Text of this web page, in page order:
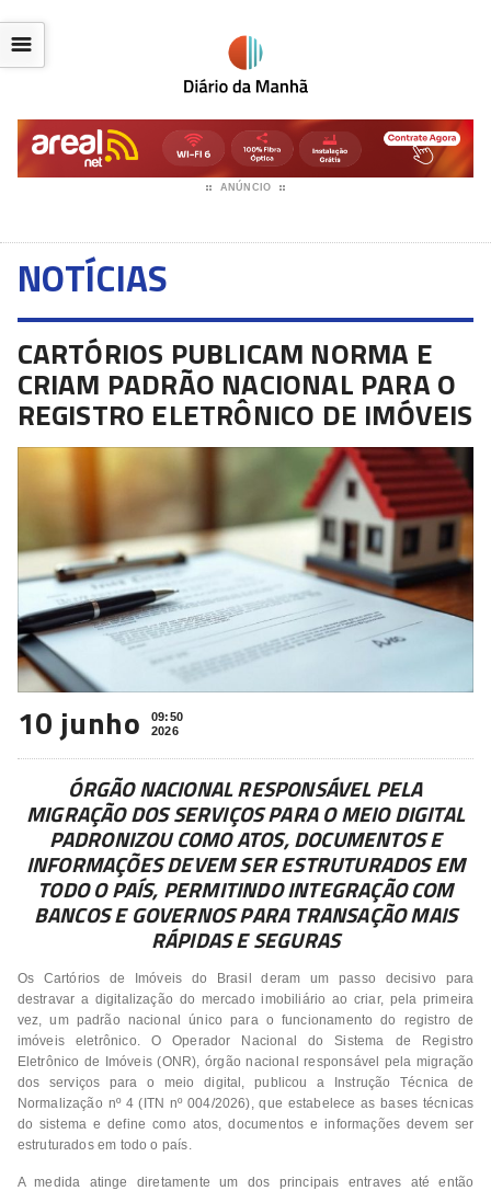
ANÚNCIO
☰
NOTÍCIAS
CARTÓRIOS PUBLICAM NORMA E
CRIAM PADRÃO NACIONAL PARA O
REGISTRO ELETRÔNICO DE IMÓVEIS
10 junho
09:50
2026
ÓRGÃO NACIONAL RESPONSÁVEL PELA
MIGRAÇÃO DOS SERVIÇOS PARA O MEIO DIGITAL
PADRONIZOU COMO ATOS, DOCUMENTOS E
INFORMAÇÕES DEVEM SER ESTRUTURADOS EM
TODO O PAÍS, PERMITINDO INTEGRAÇÃO COM
BANCOS E GOVERNOS PARA TRANSAÇÃO MAIS
RÁPIDAS E SEGURAS
Os Cartórios de Imóveis do Brasil deram um passo decisivo para
destravar a digitalização do mercado imobiliário ao criar, pela primeira
vez, um padrão nacional único para o funcionamento do registro de
imóveis eletrônico. O Operador Nacional do Sistema de Registro
Eletrônico de Imóveis (ONR), órgão nacional responsável pela migração
dos serviços para o meio digital, publicou a Instrução Técnica de
Normalização nº 4 (ITN nº 004/2026), que estabelece as bases técnicas
do sistema e define como atos, documentos e informações devem ser
estruturados em todo o país.
A medida atinge diretamente um dos principais entraves até então